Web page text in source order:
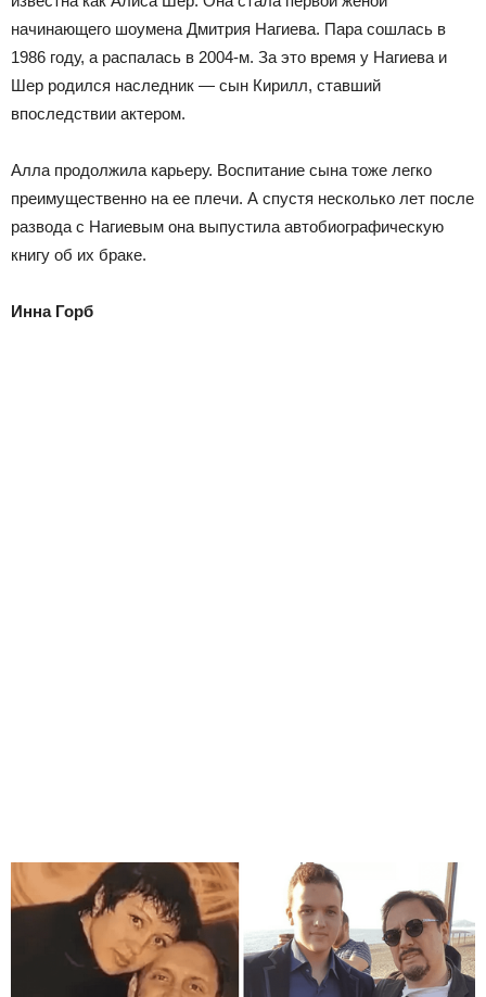
начинающего шоумена Дмитрия Нагиева. Пара сошлась в
1986 году, а распалась в 2004-м. За это время у Нагиева и
Шер родился наследник — сын Кирилл, ставший
впоследствии актером.
Алла продолжила карьеру. Воспитание сына тоже легко
преимущественно на ее плечи. А спустя несколько лет после
развода с Нагиевым она выпустила автобиографическую
книгу об их браке.
Инна Горб